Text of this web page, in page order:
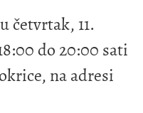
četvrtak, 11.
do 20:00 sati
na adresi